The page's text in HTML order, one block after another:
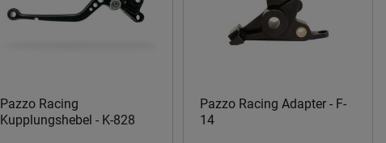
Pazzo Racing
Kupplungshebel - K-828
Pazzo Racing Adapter - F-
14